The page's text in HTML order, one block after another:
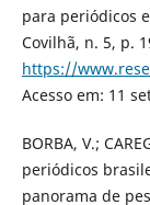
para periódicos
Covilhã, n. 5, p.
https://
Acesso em: 11
BORBA, V.;
periódicos
panorama de